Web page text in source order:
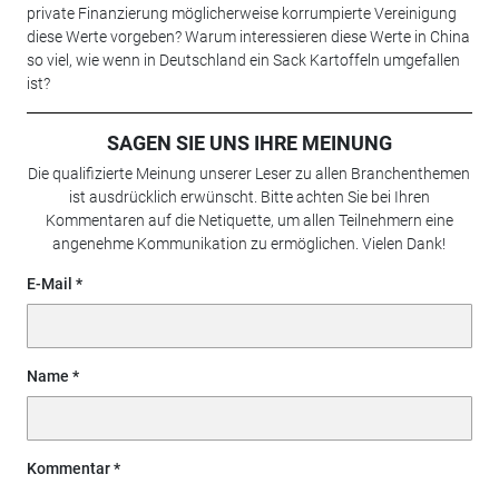
private Finanzierung möglicherweise korrumpierte Vereinigung
diese Werte vorgeben? Warum interessieren diese Werte in China
so viel, wie wenn in Deutschland ein Sack Kartoffeln umgefallen
ist?
SAGEN SIE UNS IHRE MEINUNG
Die qualifizierte Meinung unserer Leser zu allen Branchenthemen
ist ausdrücklich erwünscht. Bitte achten Sie bei Ihren
Kommentaren auf die Netiquette, um allen Teilnehmern eine
angenehme Kommunikation zu ermöglichen. Vielen Dank!
E-Mail
Name
Kommentar